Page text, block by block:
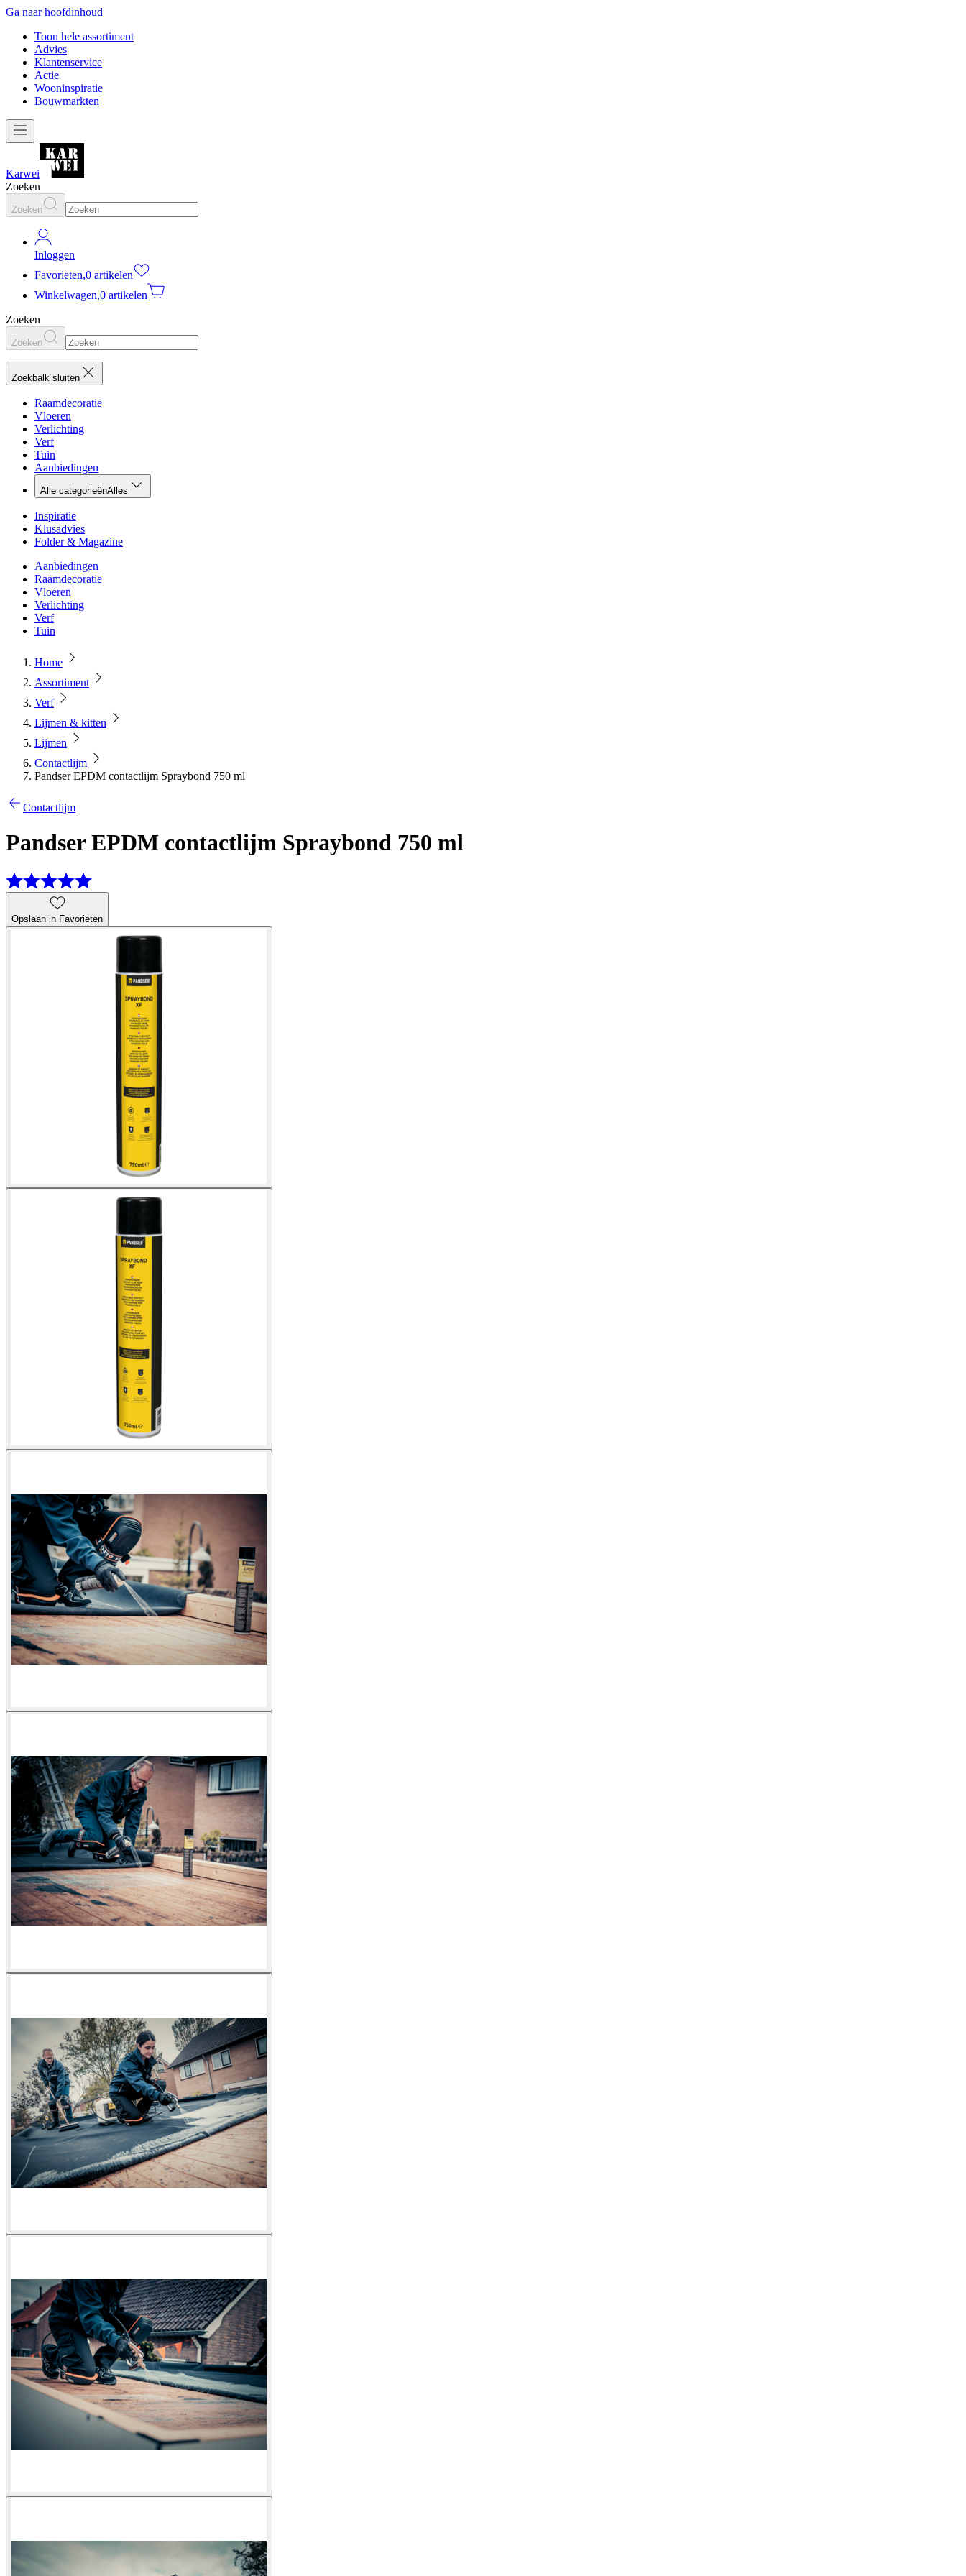
Ga naar hoofdinhoud
Toon hele assortiment
Advies
Klantenservice
Actie
Wooninspiratie
Bouwmarkten
Karwei
Zoeken
Zoeken
Inloggen
Favorieten,0 artikelen
Winkelwagen,0 artikelen
Zoeken
Zoeken
Zoekbalk sluiten
Raamdecoratie
Vloeren
Verlichting
Verf
Tuin
Aanbiedingen
Alle categorieënAlles
Inspiratie
Klusadvies
Folder & Magazine
Aanbiedingen
Raamdecoratie
Vloeren
Verlichting
Verf
Tuin
Home
Assortiment
Verf
Lijmen & kitten
Lijmen
Contactlijm
Pandser EPDM contactlijm Spraybond 750 ml
Contactlijm
Pandser EPDM contactlijm Spraybond 750 ml
Opslaan in Favorieten